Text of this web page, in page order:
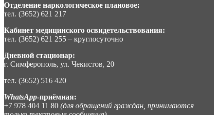
Отделение наркологическое плановое:
тел. (3652) 621 217
Кабинет медицинского освидетельствования:
тел. (3652) 621 255 – круглосуточно
Дневной стационар:
г. Симферополь, ул. Чекистов, 20
тел. (3652) 516 420
WhatsApp-приёмная:
+7 978 404 11 80 (для обращений граждан, принимаются